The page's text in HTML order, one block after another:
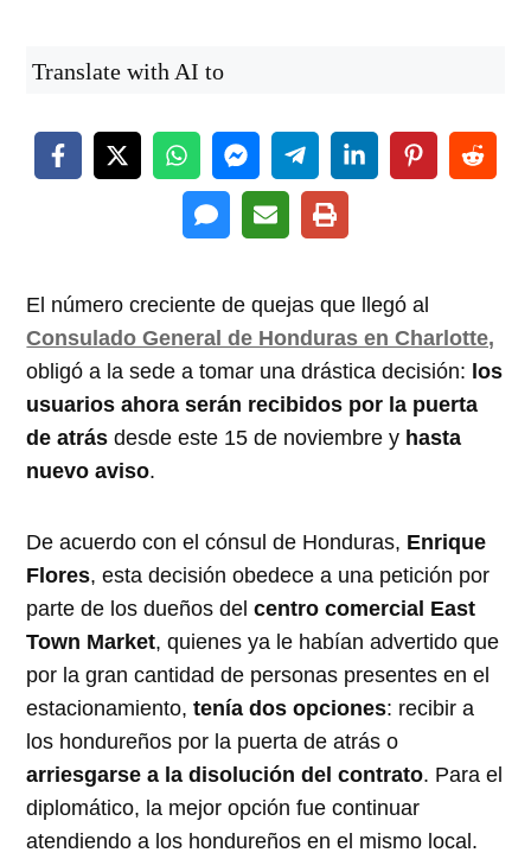
Translate with AI to
El número creciente de quejas que llegó al
Consulado General de Honduras en Charlotte,
obligó a la sede a tomar una drástica decisión: los
usuarios ahora serán recibidos por la puerta
de atrás desde este 15 de noviembre y hasta
nuevo aviso.
De acuerdo con el cónsul de Honduras, Enrique
Flores, esta decisión obedece a una petición por
parte de los dueños delcentro comercial East
Town Market, quienes ya le habían advertido que
por la gran cantidad de personas presentes en el
estacionamiento,tenía dos opciones: recibir a
los hondureños por la puerta de atrás o
arriesgarse a la disolución del contrato. Para el
diplomático, la mejor opción fue continuar
atendiendo a los hondureños en el mismo local.